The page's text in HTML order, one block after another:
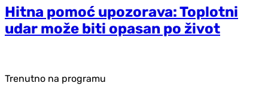
Hitna pomoć upozorava: Toplotni
udar može biti opasan po život
Trenutno na programu